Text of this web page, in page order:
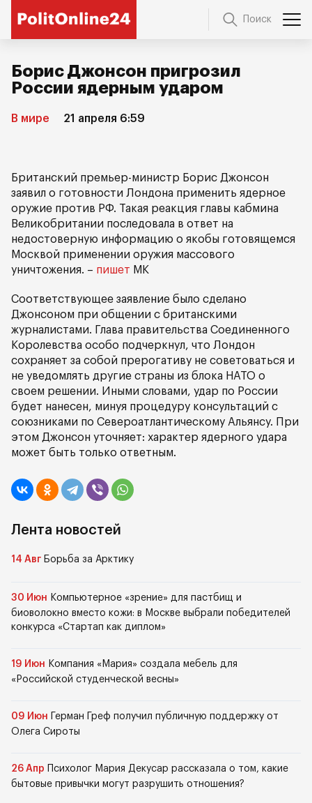
Поиск
Борис Джонсон пригрозил
России ядерным ударом
В мире 21 апреля 6:59
Британский премьер-министр Борис Джонсон
заявил о готовности Лондона применить ядерное
оружие против РФ. Такая реакция главы кабмина
Великобритании последовала в ответ на
недостоверную информацию о якобы готовящемся
Москвой применении оружия массового
уничтожения. – пишет МК
Соответствующее заявление было сделано
Джонсоном при общении с британскими
журналистами. Глава правительства Соединенного
Королевства особо подчеркнул, что Лондон
сохраняет за собой прерогативу не советоваться и
не уведомлять другие страны из блока НАТО о
своем решении. Иными словами, удар по России
будет нанесен, минуя процедуру консультаций с
союзниками по Североатлантическому Альянсу. При
этом Джонсон уточняет: характер ядерного удара
может быть только ответным.
Лента новостей
14 Авг Борьба за Арктику
30 Июн Компьютерное «зрение» для пастбищ и
биоволокно вместо кожи: в Москве выбрали победителей
конкурса «Стартап как диплом»
19 Июн Компания «Мария» создала мебель для
«Российской студенческой весны»
09 Июн
Герман Греф получил публичную поддержку от
Олега Сироты
26 Апр
Психолог Мария Декусар рассказала о том, какие
бытовые привычки могут разрушить отношения?